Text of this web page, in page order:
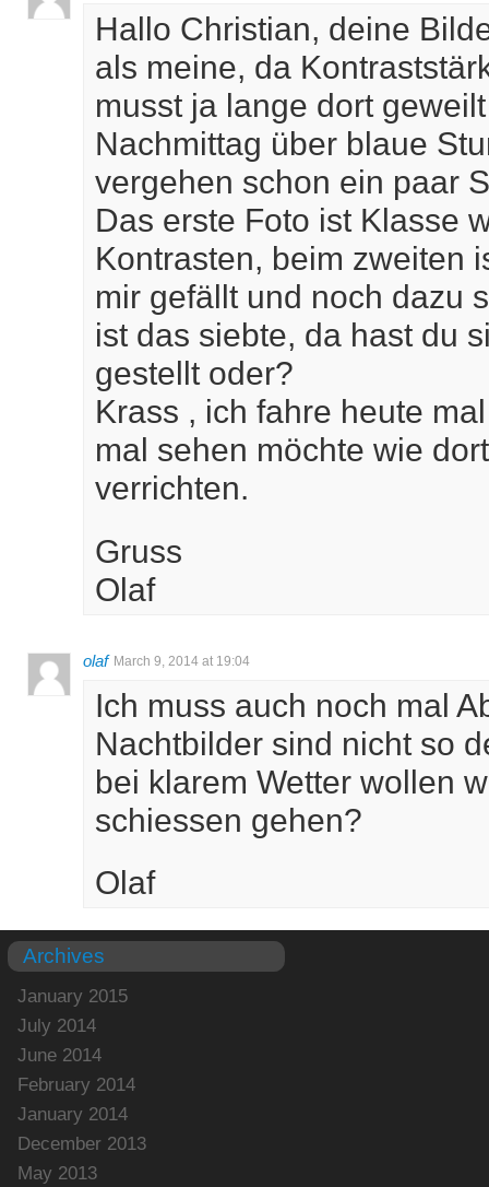
Hallo Christian, deine
als meine, da
musst ja lange dort
Nachmittag über blaue
vergehen schon ein paar
Das erste Foto ist Klasse
Kontrasten, beim zweiten
mir gefällt und noch dazu
ist das siebte, da hast du
gestellt oder?
Krass , ich fahre heute
mal sehen möchte wie
verrichten.
Gruss
Olaf
olaf March 9, 2014 at 19:04
Ich muss auch noch mal
Nachtbilder sind nicht so
bei klarem Wetter wollen
schiessen gehen?
Olaf
Archives
January 2015
July 2014
June 2014
February 2014
January 2014
December 2013
May 2013